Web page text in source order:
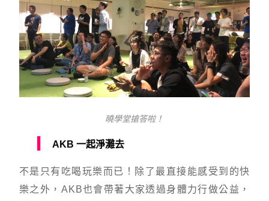
曉學堂搶答啦！
AKB 一起淨灘去
不是只有吃喝玩樂而已！除了最直接能感受到的快
樂之外，AKB也會帶著大家透過身體力行做公益，